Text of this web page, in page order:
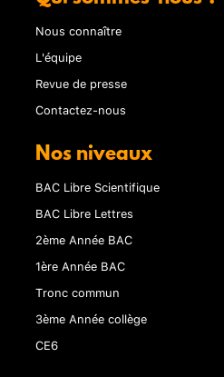
Nous connaître
L'équipe
Revue de presse
Contactez-nous
Nos niveaux
BAC Libre Scientifique
BAC Libre Lettres
2ème Année BAC
1ère Année BAC
Tronc commun
3ème Année collège
CE6